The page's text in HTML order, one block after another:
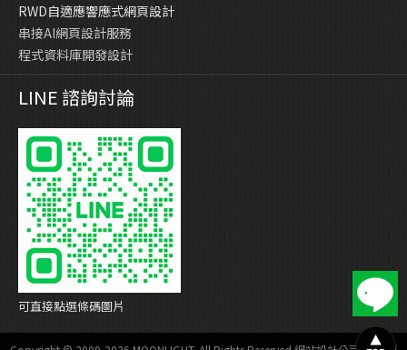
RWD自適應響應式網頁設計
串接AI網頁設計服務
程式資料庫開發設計
LINE 諮詢討論
可直接點選條碼圖片